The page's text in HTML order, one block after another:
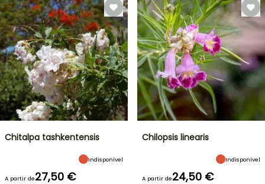
Chitalpa tashkentensis
Indisponível
A partir de27,50 €
Chilopsis linearis
Indisponível
A partir de24,50 €